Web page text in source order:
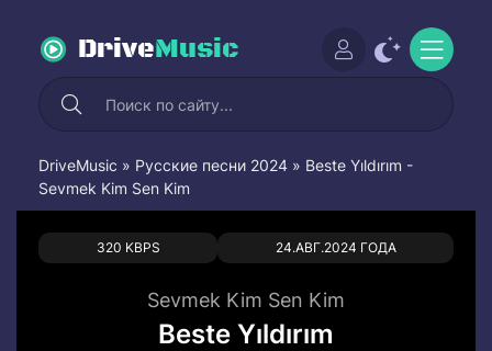
DriveMusic
DriveMusic » Русские песни 2024 » Beste Yıldırım -
Sevmek Kim Sen Kim
320 KBPS 24.АВГ.2024 ГОДА
0 0
Sevmek Kim Sen Kim
Beste Yıldırım